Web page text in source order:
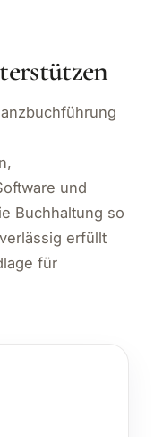
und
Buchhaltung so
erfüllt
für